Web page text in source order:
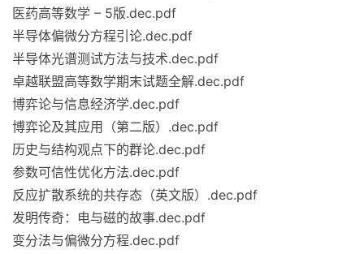
医药高等数学 – 5版.dec.pdf
半导体偏微分方程引论.dec.pdf
半导体光谱测试方法与技术.dec.pdf
卓越联盟高等数学期末试题全解.dec.pdf
博弈论与信息经济学.dec.pdf
博弈论及其应用（第二版）.dec.pdf
历史与结构观点下的群论.dec.pdf
参数可信性优化方法.dec.pdf
反应扩散系统的共存态（英文版）.dec.pdf
发明传奇：电与磁的故事.dec.pdf
变分法与偏微分方程.dec.pdf